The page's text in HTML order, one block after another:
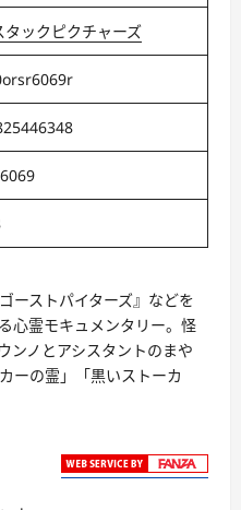
タックピクチャーズ
ーストパイターズ』などを
心霊モキュメンタリー。怪
ンノとアシスタントのまや
ーの霊」「黒いストーカ